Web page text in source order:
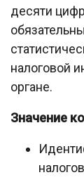
десяти
налоговой
органе.
Значение